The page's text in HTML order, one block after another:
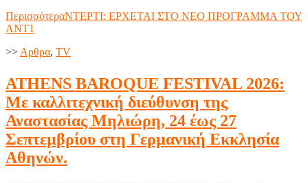
ΠερισσότεραΝΤΕΡΤΙ: ΕΡΧΕΤΑΙ ΣΤΟ ΝΕΟ ΠΡΟΓΡΑΜΜΑ ΤΟΥ
ΑΝΤ1
>>Aρθρα, TV
ATHENS BAROQUE FESTIVAL 2026:
Με καλλιτεχνική διεύθυνση της
Αναστασίας Μηλιώρη, 24 έως 27
Σεπτεµβρίου στη Γερµανική Εκκλησία
Αθηνών.